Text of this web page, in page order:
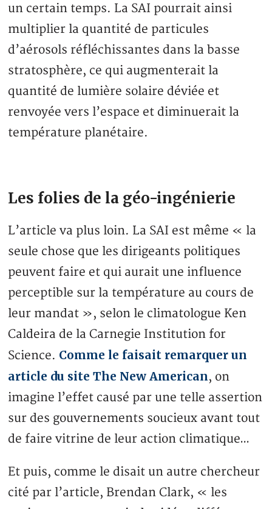
un certain temps. La SAI pourrait ainsi
multiplier la quantité de particules
d’aérosols réfléchissantes dans la basse
stratosphère, ce qui augmenterait la
quantité de lumière solaire déviée et
renvoyée vers l’espace et diminuerait la
température planétaire.
Les folies de la géo-ingénierie
L’article va plus loin. La SAI est même « la
seule chose que les dirigeants politiques
peuvent faire et qui aurait une influence
perceptible sur la température au cours de
leur mandat », selon le climatologue Ken
Caldeira de la Carnegie Institution for
Science. Comme le faisait remarquer un
article du site The New American, on
imagine l’effet causé par une telle assertion
sur des gouvernements soucieux avant tout
de faire vitrine de leur action climatique…
Et puis, comme le disait un autre chercheur
cité par l’article, Brendan Clark, « les